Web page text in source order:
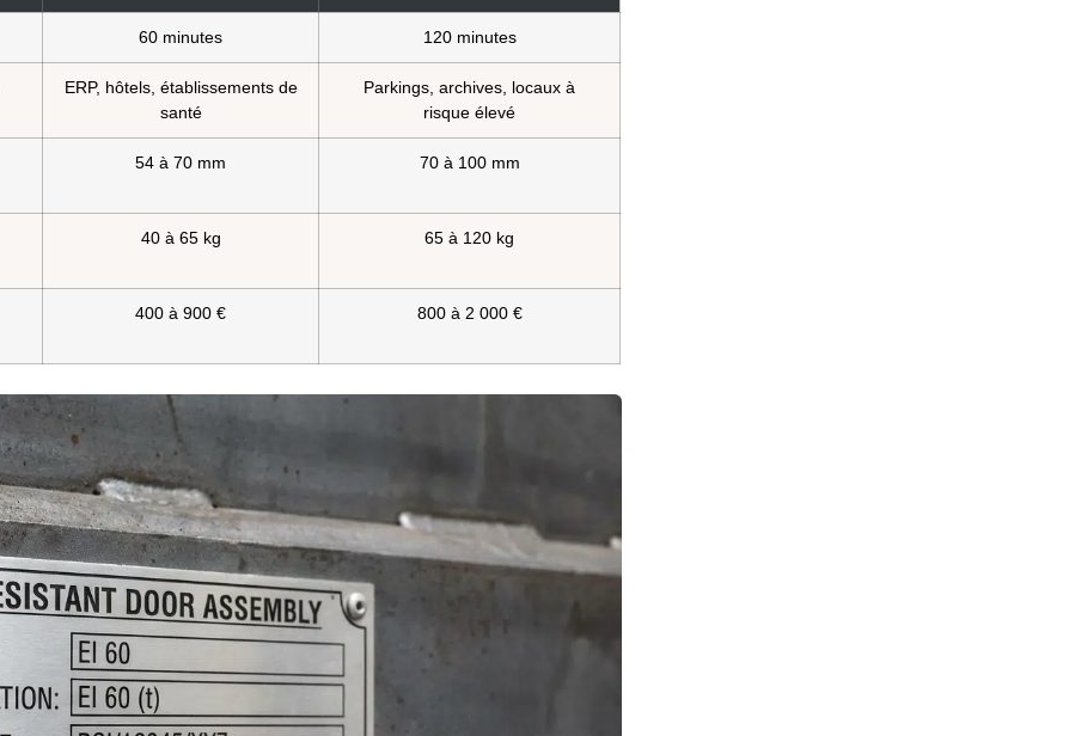
60 minutes 120 minutes
ERP, hôtels, établissements de
santé
Parkings, archives, locaux à
risque élevé
54 à 70 mm 70 à 100 mm
40 à 65 kg 65 à 120 kg
400 à 900 € 800 à 2 000 €